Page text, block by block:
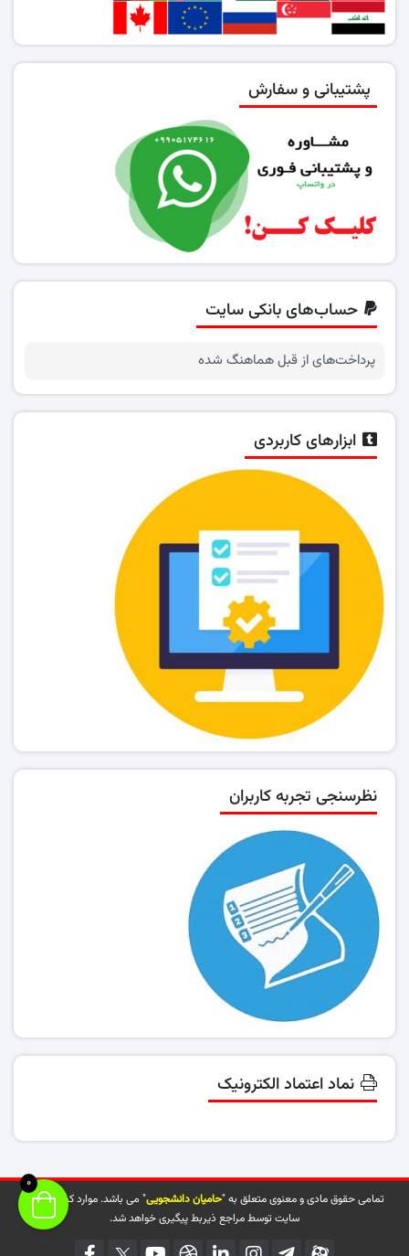
پشتیبانی و سفارش
حساب‌های بانکی سایت
پرداخت‌های از قبل هماهنگ شده
ابزارهای کاربردی
نظرسنجی تجربه کاربران
نماد اعتماد الکترونیک
تمامی حقوق مادی و معنوی متعلق به "حامیان دانشجویی" می باشد. موارد کپی شده از
سایت توسط مراجع ذیربط پیگیری خواهد شد.
0